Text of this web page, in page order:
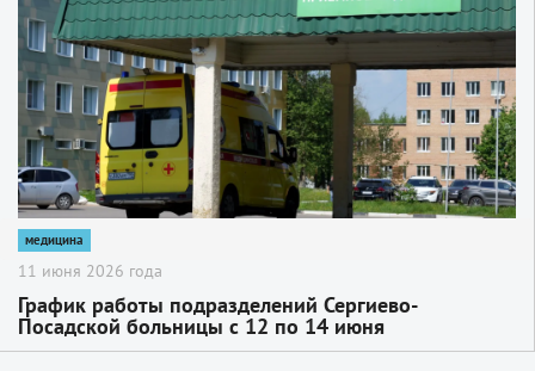
медицина
11 июня 2026 года
График работы подразделений Сергиево-
Посадской больницы с 12 по 14 июня